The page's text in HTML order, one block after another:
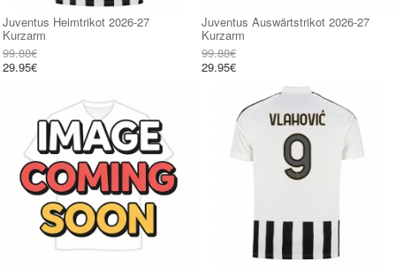
Juventus Heimtrikot 2026-27
Kurzarm
99.88€
29.95€
Juventus Auswärtstrikot 2026-27
Kurzarm
99.88€
29.95€